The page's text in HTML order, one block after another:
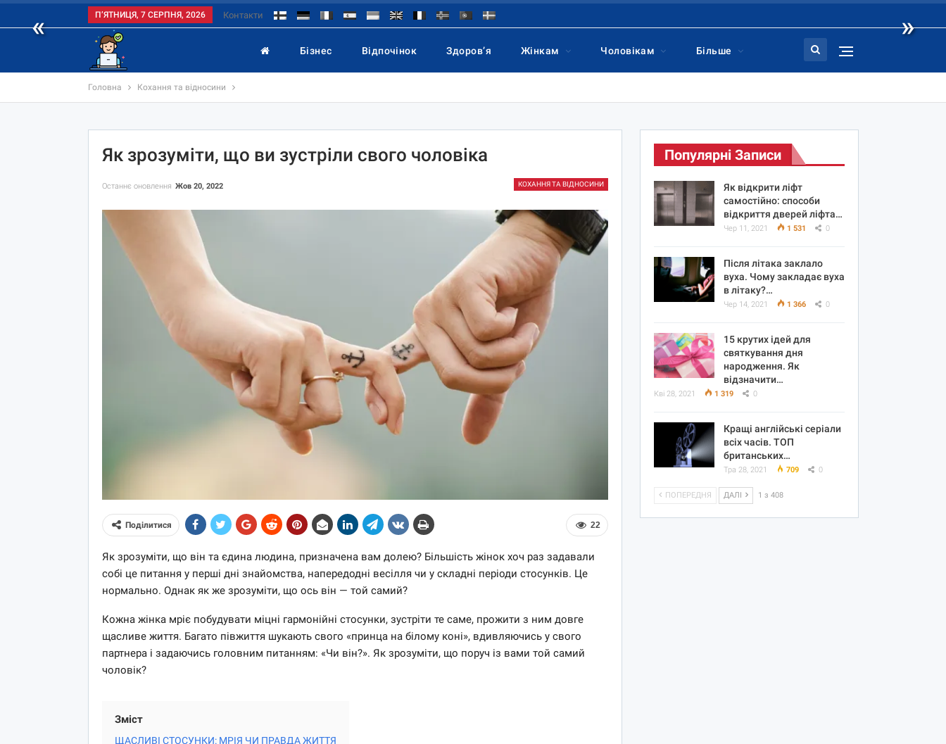
« »
П’ЯТНИЦЯ, 7 СЕРПНЯ, 2026 Контакти
Бізнес Відпочінок Здоров’я Жінкам Чоловікам Більше
Головна Кохання та відносини
Як зрозуміти, що ви зустріли свого чоловіка
КОХАННЯ ТА ВІДНОСИНИ
Останнє оновлення Жов 20, 2022
22
Поділитися
Як зрозуміти, що він та єдина людина, призначена вам долею? Більшість жінок хоч раз задавали
собі це питання у перші дні знайомства, напередодні весілля чи у складні періоди стосунків. Це
нормально. Однак як же зрозуміти, що ось він — той самий?
Кожна жінка мріє побудувати міцні гармонійні стосунки, зустріти те саме, прожити з ним довге
щасливе життя. Багато півжиття шукають свого «принца на білому коні», вдивляючись у свого
партнера і задаючись головним питанням: «Чи він?». Як зрозуміти, що поруч із вами той самий
чоловік?
Зміст
ЩАСЛИВІ СТОСУНКИ: МРІЯ ЧИ ПРАВДА ЖИТТЯ
Популярні Записи
Як відкрити ліфт
самостійно: способи
відкриття дверей ліфта…
Чер 11, 2021 1 531 0
Після літака заклало
вуха. Чому закладає вуха
в літаку?…
Чер 14, 2021 1 366 0
15 крутих ідей для
святкування дня
народження. Як
відзначити…
Кві 28, 2021 1 319 0
Кращі англійські серіали
всіх часів. ТОП
британських…
Тра 28, 2021 709 0
ПОПЕРЕДНЯ ДАЛІ 1 з 408